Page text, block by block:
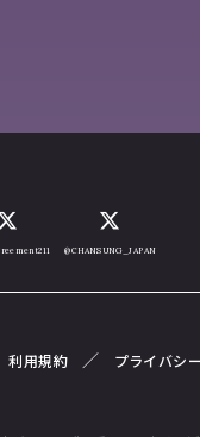
@CHANSUNG_JAPAN
利用規約 プライバシ